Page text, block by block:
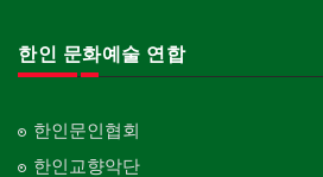
Franchise
해충구제
Engineering
Architectural Designer
건축개발
한인 문화예술 연합
한인문인협회
한인교향악단